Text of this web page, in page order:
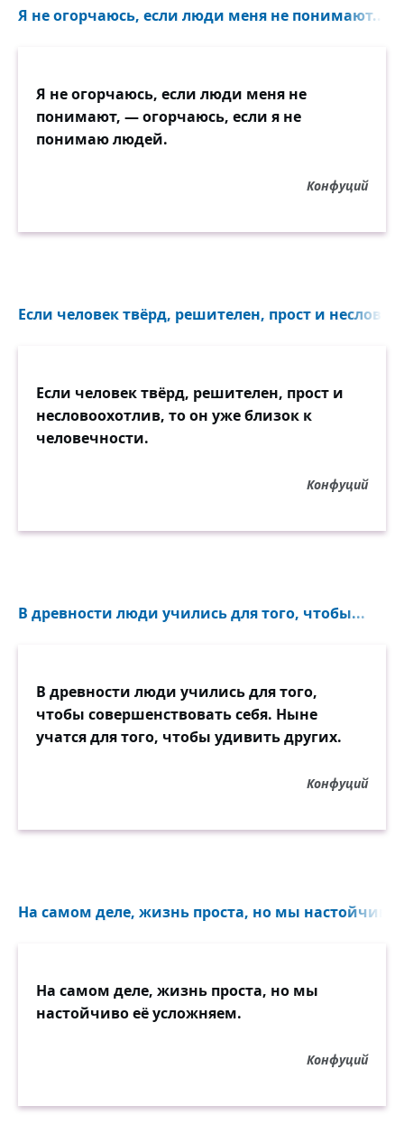
Я не огорчаюсь, если люди меня не понимают...
Я не огорчаюсь, если люди меня не
понимают, — огорчаюсь, если я не
понимаю людей.
Конфуций
Если человек твёрд, решителен, прост и
Если человек твёрд, решителен, прост и
несловоохотлив, то он уже близок к
человечности.
Конфуций
В древности люди учились для того, чтобы...
В древности люди учились для того,
чтобы совершенствовать себя. Ныне
учатся для того, чтобы удивить других.
Конфуций
На самом деле, жизнь проста, но мы настойчиво
На самом деле, жизнь проста, но мы
настойчиво её усложняем.
Конфуций